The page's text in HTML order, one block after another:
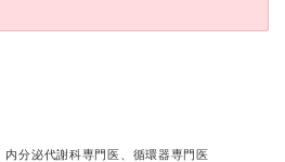
分泌代謝科専門医、循環器専門医